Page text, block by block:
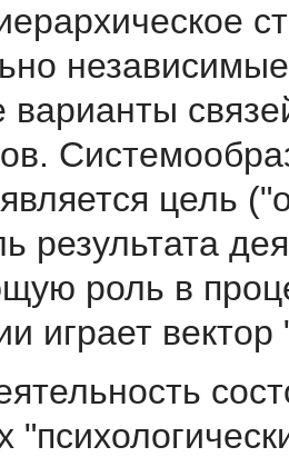
варианты
цель
результата
роль в
играет